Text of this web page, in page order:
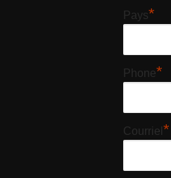
Pays*
Phone*
Courriel *